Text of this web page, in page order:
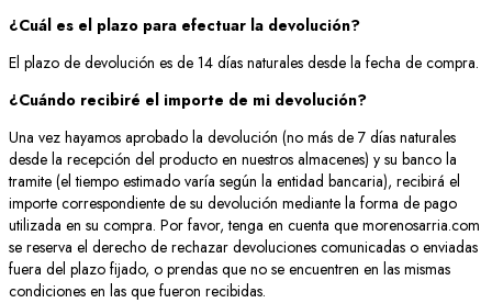
¿Cuál es el plazo para efectuar la devolución?
El plazo de devolución es de 14 días naturales desde la fecha de compra.
¿Cuándo recibiré el importe de mi devolución?
Una vez hayamos aprobado la devolución (no más de 7 días naturales
desde la recepción del producto en nuestros almacenes) y su banco la
tramite (el tiempo estimado varía según la entidad bancaria), recibirá el
importe correspondiente de su devolución mediante la forma de pago
utilizada en su compra. Por favor, tenga en cuenta que morenosarria.com
se reserva el derecho de rechazar devoluciones comunicadas o enviadas
fuera del plazo fijado, o prendas que no se encuentren en las mismas
condiciones en las que fueron recibidas.